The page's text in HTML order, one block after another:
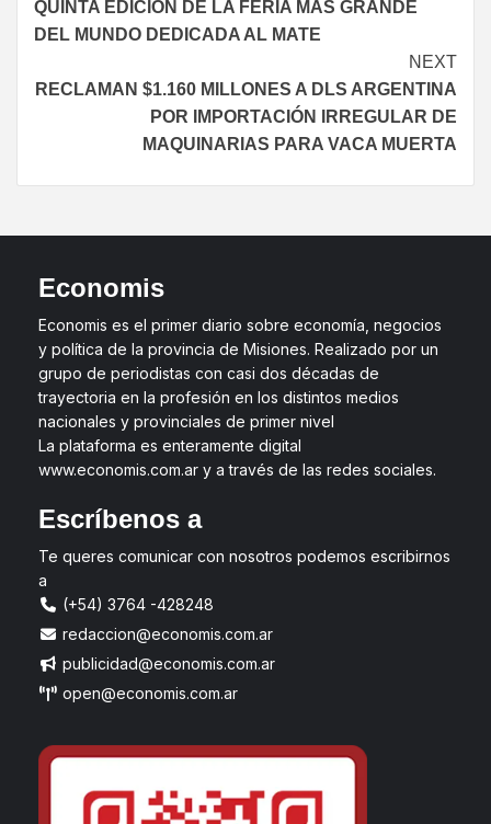
QUINTA EDICIÓN DE LA FERIA MÁS GRANDE
DEL MUNDO DEDICADA AL MATE
NEXT
RECLAMAN $1.160 MILLONES A DLS ARGENTINA
POR IMPORTACIÓN IRREGULAR DE
MAQUINARIAS PARA VACA MUERTA
Economis
Economis es el primer diario sobre economía, negocios
y política de la provincia de Misiones. Realizado por un
grupo de periodistas con casi dos décadas de
trayectoria en la profesión en los distintos medios
nacionales y provinciales de primer nivel
La plataforma es enteramente digital
www.economis.com.ar y a través de las redes sociales.
Escríbenos a
Te queres comunicar con nosotros podemos escribirnos
a
(+54) 3764 -428248
redaccion@economis.com.ar
publicidad@economis.com.ar
open@economis.com.ar